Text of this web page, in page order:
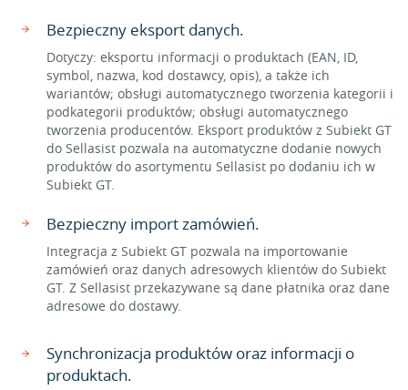
Bezpieczny eksport danych.
Dotyczy: eksportu informacji o produktach (EAN, ID,
symbol, nazwa, kod dostawcy, opis), a także ich
wariantów; obsługi automatycznego tworzenia kategorii i
podkategorii produktów; obsługi automatycznego
tworzenia producentów. Eksport produktów z Subiekt GT
do Sellasist pozwala na automatyczne dodanie nowych
produktów do asortymentu Sellasist po dodaniu ich w
Subiekt GT.
Bezpieczny import zamówień.
Integracja z Subiekt GT pozwala na importowanie
zamówień oraz danych adresowych klientów do Subiekt
GT. Z Sellasist przekazywane są dane płatnika oraz dane
adresowe do dostawy.
Synchronizacja produktów oraz informacji o
produktach.